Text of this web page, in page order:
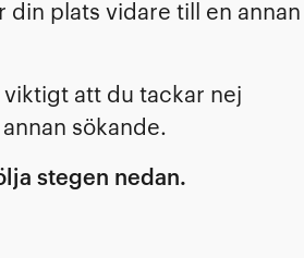
plats vidare till en annan
att du tackar nej
sökande.
stegen nedan.